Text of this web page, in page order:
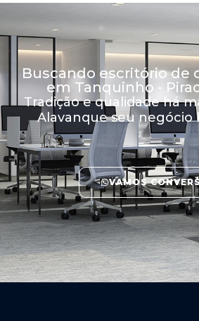
Buscando escritório de
em Tanquinho -
Tradição e qualidade há
Alavanque seu negócio
VAMOS